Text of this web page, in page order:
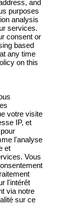
von
and
purposes
analysis
services.
consent or
based
any time
on this
votre visite
IP, et
l'analyse
et
Vous
l'intérêt
via notre
sur ce